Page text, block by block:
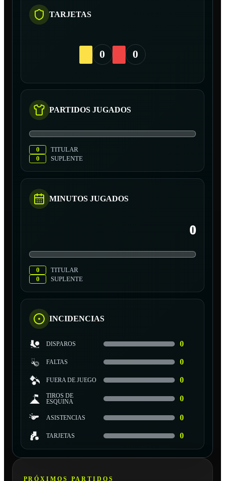
TARJETAS
0 0
PARTIDOS JUGADOS
0
TITULAR
0
SUPLENTE
MINUTOS JUGADOS
0
0
TITULAR
0
SUPLENTE
INCIDENCIAS
DISPAROS 0
FALTAS 0
FUERA DE JUEGO 0
TIROS DE
ESQUINA
0
ASISTENCIAS 0
TARJETAS 0
PRÓXIMOS PARTIDOS